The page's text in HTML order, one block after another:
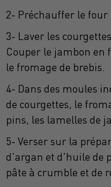
2- Préchauffer le four
3- Laver les
Couper le jambon en
le fromage de brebis.
4- Dans des moules
de courgettes, le
pins, les lamelles de
5- Verser sur la
d'argan et d'huile de
pâte à crumble et de